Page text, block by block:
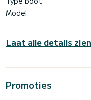
Model
Laat alle details zien
Promoties